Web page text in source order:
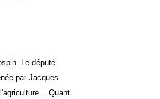
Le député
par Jacques
Quant